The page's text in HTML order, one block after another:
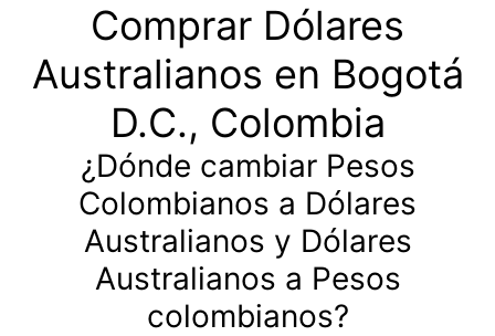
Comprar Dólares
Australianos en Bogotá
D.C., Colombia
¿Dónde cambiar Pesos
Colombianos a Dólares
Australianos y Dólares
Australianos a Pesos
colombianos?